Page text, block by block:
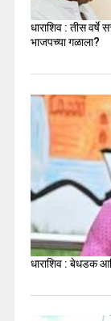
धाराशिव : तीस वर्षे
भाजपच्या गळाला?
धाराशिव : बेधडक